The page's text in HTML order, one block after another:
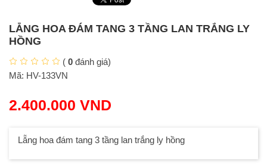
LẴNG HOA ĐÁM TANG 3 TẦNG LAN TRẮNG LY
HỒNG
( 0 đánh giá)
Mã: HV-133VN
2.400.000 VND
Lẵng hoa đám tang 3 tầng lan trắng ly hồng